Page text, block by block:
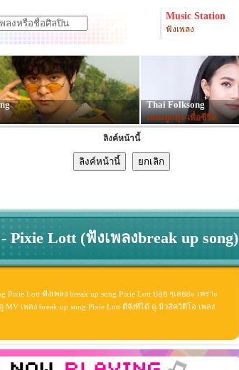
Music Station
ฟังเพลง
Thai Folksong
เพลงลูกทุ่ง-เพื่อชีวิต
ลิงค์หน้านี้
Pixie Lott (ฟังเพลงbreak up song)
Pixie Lott ฟังเพลง break up song Pixie Lott บ่อย ๆเลยอ่ะ เพราะ
เพลง break up song Pixie Lott ดีจังที่ได้ ดู มิวสิควิดีโอ เพลง